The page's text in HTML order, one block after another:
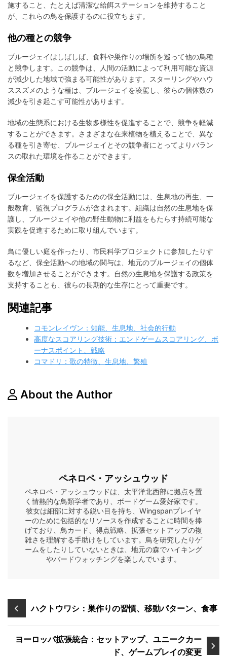
施すること、たとえば清潔な給餌ステーションを維持すること
が、これらの鳥を保護するのに役立ちます。
他の種との競争
ブルージェイはしばしば、食料や巣作りの場所を巡って他の鳥種
と競争します。この競争は、人間の活動によって利用可能な資源
が減少した地域で強まる可能性があります。スターリングやハウ
ススズメのような種は、ブルージェイを凌駕し、彼らの個体数の
減少を引き起こす可能性があります。
地域の生態系における生物多様性を促進することで、競争を軽減
することができます。さまざまな在来植物を植えることで、異な
る種を引き寄せ、ブルージェイとその競争者にとってよりバラン
スの取れた環境を作ることができます。
保全活動
ブルージェイを保護するための保全活動には、生息地の再生、一
般教育、監視プログラムが含まれます。組織は自然の生息地を保
護し、ブルージェイや他の野生動物に利益をもたらす持続可能な
実践を促進するために取り組んでいます。
鳥に優しい庭を作ったり、市民科学プロジェクトに参加したりす
るなど、保全活動への地域の関与は、地元のブルージェイの個体
数を増加させることができます。自然の生息地を保護する政策を
支持することも、彼らの長期的な生存にとって重要です。
関連記事
コモンレイヴン：知能、生息地、社会的行動
高度なスコアリング技術：エンドゲームスコアリング、ボ
ーナスポイント、戦略
コマドリ：歌の特徴、生息地、繁殖
About the Author
ペネロペ・アッシュウッド
ペネロペ・アッシュウッドは、太平洋北西部に拠点を置
く情熱的な鳥類学者であり、ボードゲーム愛好家です。
彼女は細部に対する鋭い目を持ち、Wingspanプレイヤ
ーのために包括的なリソースを作成することに時間を捧
げており、鳥カード、得点戦略、拡張セットアップの複
雑さを理解する手助けをしています。鳥を研究したりゲ
ームをしたりしていないときは、地元の森でハイキング
やバードウォッチングを楽しんでいます。
Post
navigation
ハクトウワシ：巣作りの習慣、移動パターン、食事
ヨーロッパ拡張統合：セットアップ、ユニークカー
ド、ゲームプレイの変更